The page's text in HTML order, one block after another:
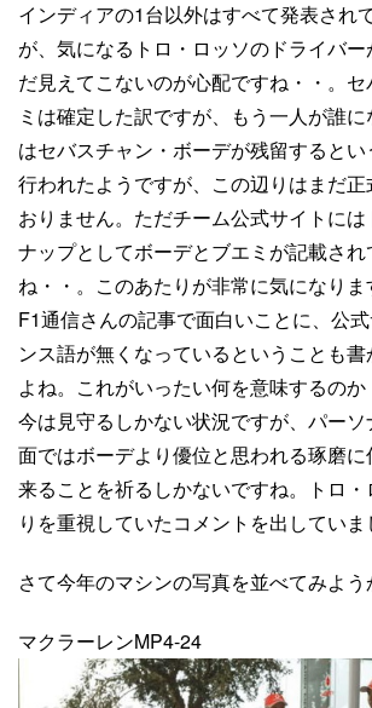
インディアの1台以外はすべて発表され
が、気になるトロ・ロッソのドライバ
だ見えてこないのが心配ですね・・。
ミは確定した訳ですが、もう一人が誰
はセバスチャン・ボーデが残留すると
行われたようですが、この辺りはまだ
おりません。ただチーム公式サイトに
ナップとしてボーデとブエミが記載され
ね・・。このあたりが非常に気になり
F1通信さんの記事で面白いことに、公
ンス語が無くなっているということも
よね。これがいったい何を意味するのか
今は見守るしかない状況ですが、パー
面ではボーデより優位と思われる琢磨
来ることを祈るしかないですね。トロ
りを重視していたコメントを出していま
さて今年のマシンの写真を並べてみよう
マクラーレンMP4-24